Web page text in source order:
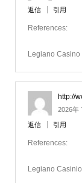
返信 引用
References:
Legiano Casino
http://
2026年
返信 引用
References:
Legiano Casinio